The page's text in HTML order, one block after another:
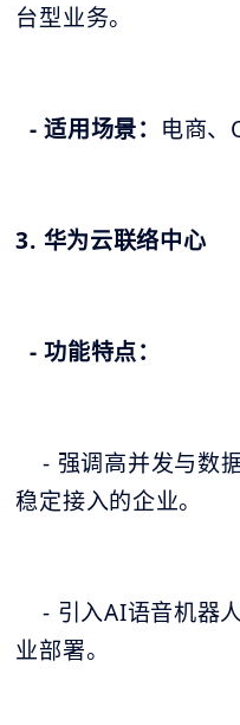
台型业务。
- 适用场景： 电商、
3. 华为云联络中心
- 功能特点：
- 强调高并发与数
稳定接入的企业。
- 引入AI语音机器
业部署。